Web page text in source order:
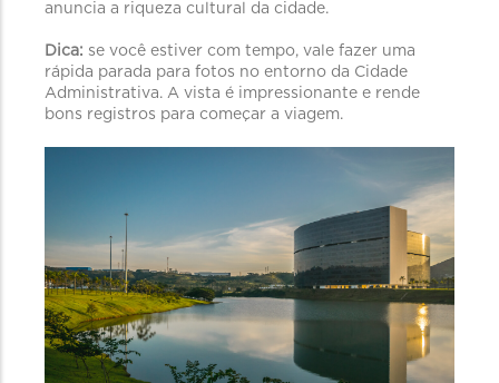
anuncia a riqueza cultural da cidade.
Dica: se você estiver com tempo, vale fazer uma
rápida parada para fotos no entorno da Cidade
Administrativa. A vista é impressionante e rende
bons registros para começar a viagem.